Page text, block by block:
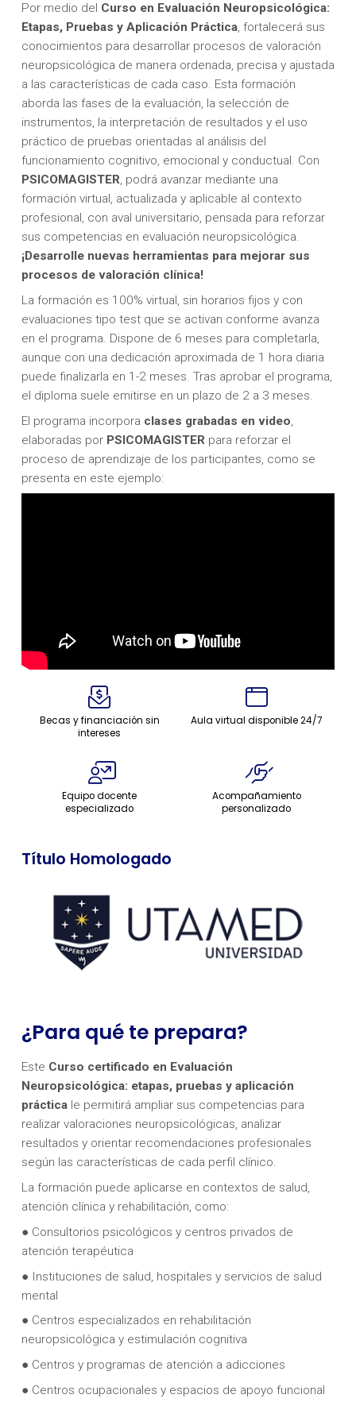
Por medio del Curso en Evaluación Neuropsicológica:
Etapas, Pruebas y Aplicación Práctica, fortalecerá sus
conocimientos para desarrollar procesos de valoración
neuropsicológica de manera ordenada, precisa y ajustada
a las características de cada caso. Esta formación
aborda las fases de la evaluación, la selección de
instrumentos, la interpretación de resultados y el uso
práctico de pruebas orientadas al análisis del
funcionamiento cognitivo, emocional y conductual. Con
PSICOMAGISTER, podrá avanzar mediante una
formación virtual, actualizada y aplicable al contexto
profesional, con aval universitario, pensada para reforzar
sus competencias en evaluación neuropsicológica.
¡Desarrolle nuevas herramientas para mejorar sus
procesos de valoración clínica!
La formación es 100% virtual, sin horarios fijos y con
evaluaciones tipo test que se activan conforme avanza
en el programa. Dispone de 6 meses para completarla,
aunque con una dedicación aproximada de 1 hora diaria
puede finalizarla en 1-2 meses. Tras aprobar el programa,
el diploma suele emitirse en un plazo de 2 a 3 meses.
El programa incorpora clases grabadas en video
elaboradas por PSICOMAGISTER para reforzar el
proceso de aprendizaje de los participantes, como se
presenta en este ejemplo:
Becas y financiación sin
intereses
Aula virtual disponible 24/7
Equipo docente
especializado
Acompañamiento
personalizado
Título Homologado
¿Para qué te prepara?
Este Curso certificado en Evaluación
Neuropsicológica: etapas, pruebas y aplicación
prácticale permitirá ampliar sus competencias para
realizar valoraciones neuropsicológicas, analizar
resultados y orientar recomendaciones profesionales
según las características de cada perfil clínico.
La formación puede aplicarse en contextos de salud,
atención clínica y rehabilitación, como:
● Consultorios psicológicos y centros privados de
atención terapéutica
● Instituciones de salud, hospitales y servicios de salud
mental
● Centros especializados en rehabilitación
neuropsicológica y estimulación cognitiva
● Centros y programas de atención a adicciones
● Centros ocupacionales y espacios de apoyo funcional